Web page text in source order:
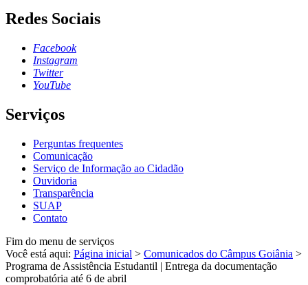
Redes Sociais
Facebook
Instagram
Twitter
YouTube
Serviços
Perguntas frequentes
Comunicação
Serviço de Informação ao Cidadão
Ouvidoria
Transparência
SUAP
Contato
Fim do menu de serviços
Você está aqui: Página inicial > Comunicados do Câmpus Goiânia >
Programa de Assistência Estudantil | Entrega da documentação
comprobatória até 6 de abril